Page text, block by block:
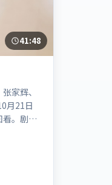
41:48
家辉、
月21日
。剧情
出人意
白」
10-
。